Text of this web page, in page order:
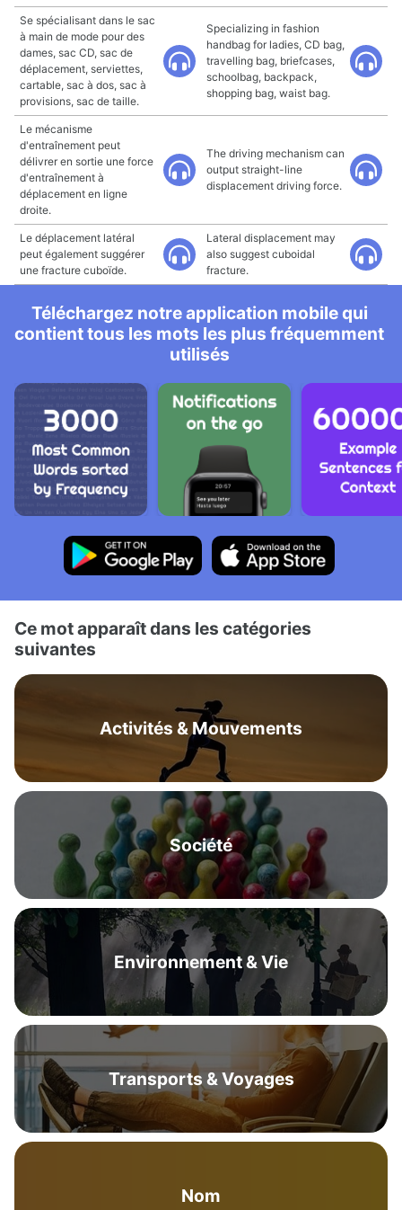
Se spécialisant dans le sac
à main de mode pour des
dames, sac CD, sac de
déplacement, serviettes,
cartable, sac à dos, sac à
provisions, sac de taille.
Specializing in fashion
handbag for ladies, CD bag,
travelling bag, briefcases,
schoolbag, backpack,
shopping bag, waist bag.
Le mécanisme
d'entraînement peut
délivrer en sortie une force
d'entraînement à
déplacement en ligne
droite.
The driving mechanism can
output straight-line
displacement driving force.
Le déplacement latéral
peut également suggérer
une fracture cuboïde.
Lateral displacement may
also suggest cuboidal
fracture.
Téléchargez notre application mobile qui
contient tous les mots les plus fréquemment
utilisés
Ce mot apparaît dans les catégories
suivantes
Activités & Mouvements
Société
Environnement & Vie
Transports & Voyages
Nom